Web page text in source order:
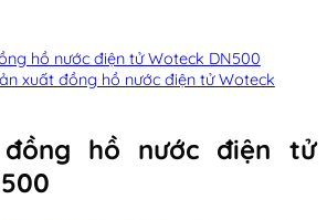
hồ nước điện tử Woteck DN500
xuất đồng hồ nước điện tử Woteck
hồ nước điện tử